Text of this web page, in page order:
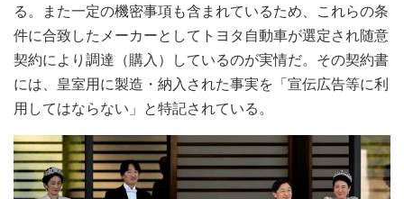
る。また一定の機密事項も含まれているため、これらの条
件に合致したメーカーとしてトヨタ自動車が選定され随意
契約により調達（購入）しているのが実情だ。その契約書
には、皇室用に製造・納入された事実を「宣伝広告等に利
用してはならない」と特記されている。